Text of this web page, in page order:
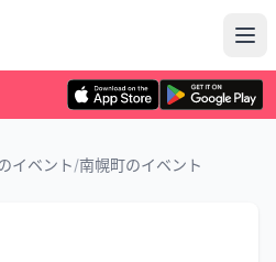
イベント/南幌町のイベント